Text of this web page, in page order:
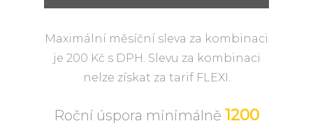
Maximální měsíční sleva za kombinaci
je 200 Kč s DPH. Slevu za kombinaci
nelze získat za tarif FLEXI.
Roční úspora minimálně 1200